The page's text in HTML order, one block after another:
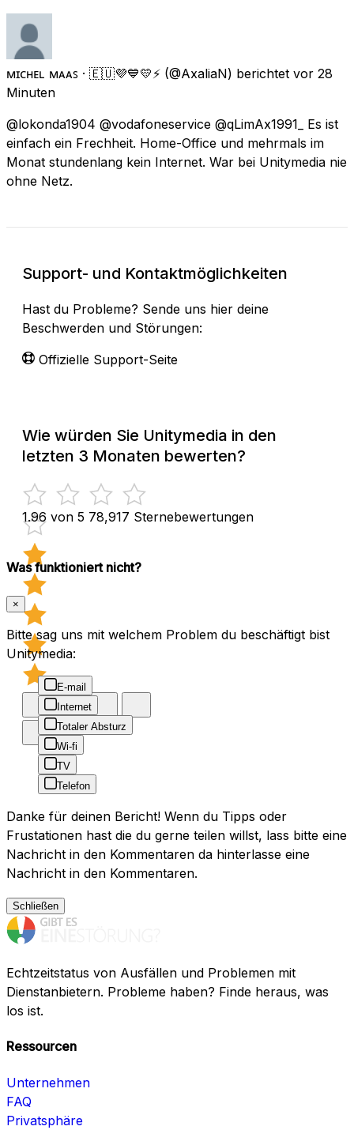
ᴍɪᴄʜᴇʟ ᴍᴀᴀꜱ · 🇪🇺💜💙💛⚡ (@AxaliaN) berichtet vor 28
Minuten
@lokonda1904 @vodafoneservice @qLimAx1991_ Es ist
einfach ein Frechheit. Home-Office und mehrmals im
Monat stundenlang kein Internet. War bei Unitymedia nie
ohne Netz.
Support- und Kontaktmöglichkeiten
Hast du Probleme? Sende uns hier deine
Beschwerden und Störungen:
Offizielle Support-Seite
Wie würden Sie Unitymedia in den
letzten 3 Monaten bewerten?
1.96 von 5 78,917 Sternebewertungen
Was funktioniert nicht?
×
Bitte sag uns mit welchem Problem du beschäftigt bist
Unitymedia:
E-mail
Internet
Totaler Absturz
Wi-fi
TV
Telefon
Danke für deinen Bericht! Wenn du Tipps oder
Frustationen hast die du gerne teilen willst, lass bitte eine
Nachricht in den Kommentaren da hinterlasse eine
Nachricht in den Kommentaren.
Schließen
Echtzeitstatus von Ausfällen und Problemen mit
Dienstanbietern. Probleme haben? Finde heraus, was
los ist.
Ressourcen
Unternehmen
FAQ
Privatsphäre